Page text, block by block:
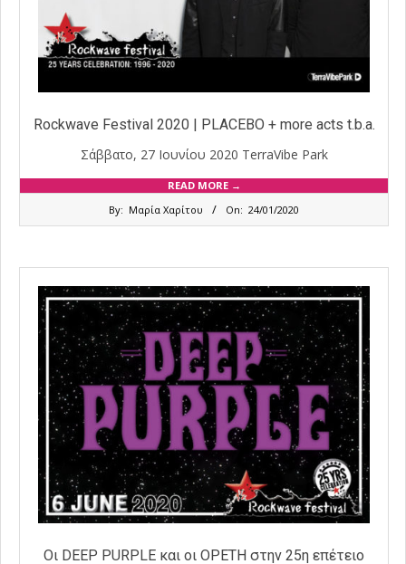
Rockwave Festival 2020 | PLACEBO + more acts t.b.a.
Σάββατο, 27 Ιουνίου 2020 TerraVibe Park
READ MORE →
By: Μαρία Χαρίτου On: 24/01/2020
Οι DEEP PURPLE και οι OPETH στην 25η επέτειο